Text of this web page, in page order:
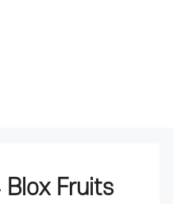
Blox Fruits